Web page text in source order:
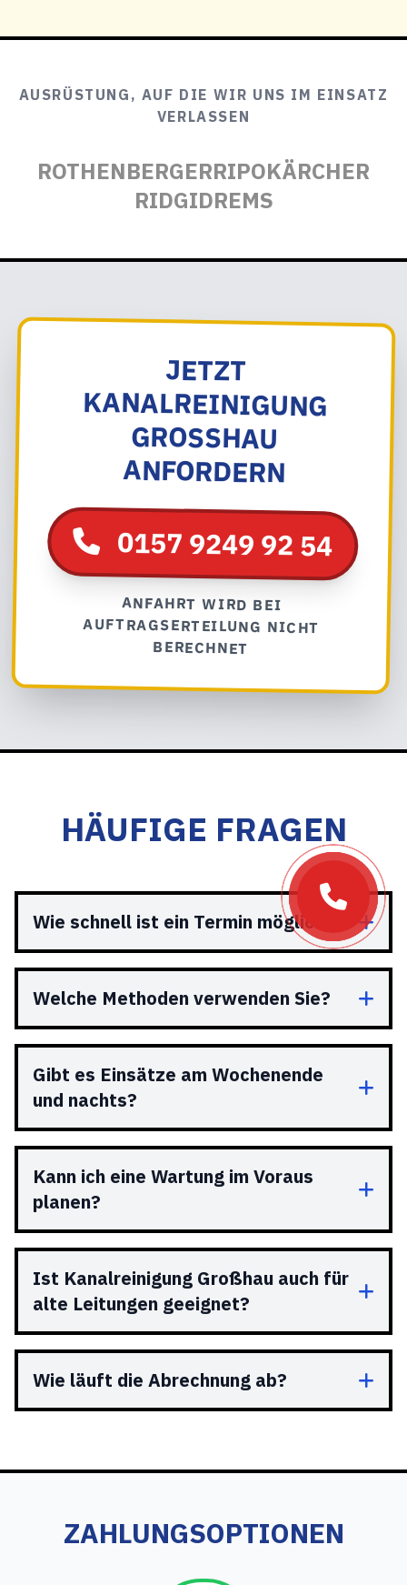
AUSRÜSTUNG, AUF DIE WIR UNS IM EINSATZ
VERLASSEN
ROTHENBERGERRIPOKÄRCHER
RIDGIDREMS
JETZT
KANALREINIGUNG
GROSSHAU A
NFORDERN
0157 9249 92 54
ANFAHRT WIRD BEI
AUFTRAGSERTEILUNG NICHT
BERECHNET
HÄUFIGE FRAGEN
Wie schnell ist ein Termin möglich?
Welche Methoden verwenden Sie?
Gibt es Einsätze am Wochenende
und nachts?
Kann ich eine Wartung im Voraus
planen?
Ist Kanalreinigung Großhau auch für
alte Leitungen geeignet?
Wie läuft die Abrechnung ab?
ZAHLUNGSOPTIONEN